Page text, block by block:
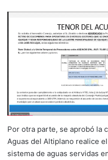
Por otra parte, se aprobó la
Aguas del Altiplano realice
sistema de aguas servidas